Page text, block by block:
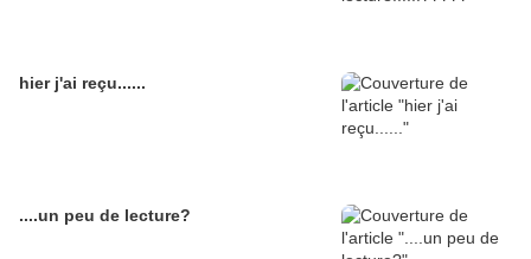
hier j'ai reçu......
....un peu de lecture?